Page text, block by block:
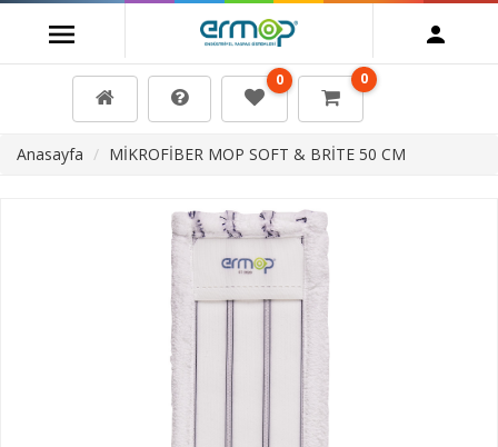
0 0
Anasayfa MİKROFİBER MOP SOFT & BRİTE 50 CM